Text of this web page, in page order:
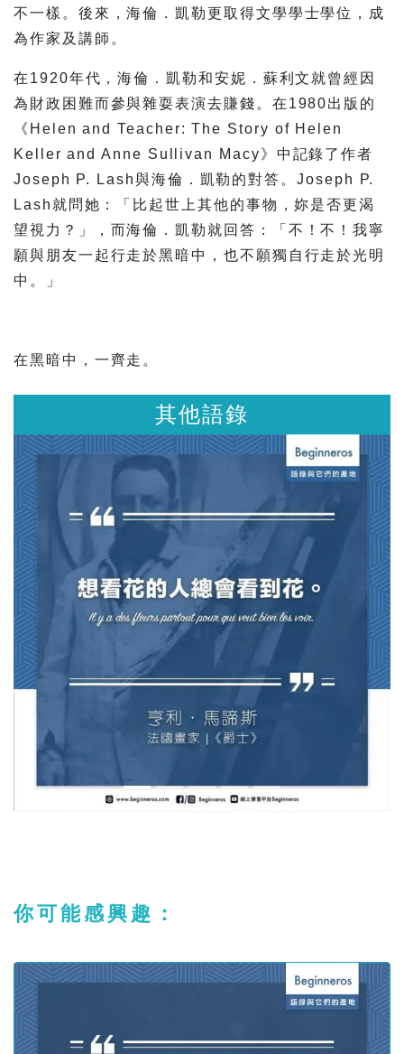
不一樣。後來，海倫．凱勒更取得文學學士學位，成
為作家及講師。
在1920年代，海倫．凱勒和安妮．蘇利文就曾經因
為財政困難而參與雜耍表演去賺錢。在1980出版的
《Helen and Teacher: The Story of Helen
Keller and Anne Sullivan Macy》中記錄了作者
Joseph P. Lash與海倫．凱勒的對答。Joseph P.
Lash就問她：「比起世上其他的事物，妳是否更渴
望視力？」，而海倫．凱勒就回答：「不！不！我寧
願與朋友一起行走於黑暗中，也不願獨自行走於光明
中。」
在黑暗中，一齊走。
你可能感興趣：